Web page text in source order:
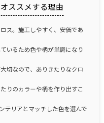
ススメする理由
ス。施工しやすく、安価であ
いるため色や柄が単調になり
切なので、ありきたりなクロ
りのカラーや柄を作り出すこ
テリアとマッチした色を選んで